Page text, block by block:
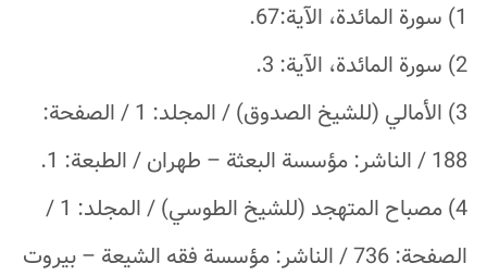
1) سورة المائدة، الآية:67.
2) سورة المائدة، الآية: 3.
3) الأمالي (للشيخ الصدوق) / المجلد: 1 / الصفحة:
188 / الناشر: مؤسسة البعثة – طهران / الطبعة: 1.
4) مصباح المتهجد (للشيخ الطوسي) / المجلد: 1 /
الصفحة: 736 / الناشر: مؤسسة فقه الشيعة – بيروت